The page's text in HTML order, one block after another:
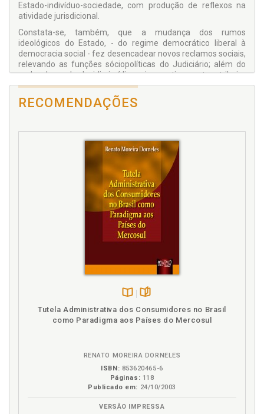
Estado-indivíduo-sociedade, com produção de reflexos na
atividade jurisdicional.
Constata-se, também, que a mudança dos rumos
ideológicos do Estado, - do regime democrático liberal à
democracia social - fez desencadear novos reclamos sociais,
relevando as funções sóciopolíticas do Judiciário; além do
poder-dever de decidir, jurídica e imperativamente, atribuiu-
se-lhe a função de fazê-lo com justiça.
Ao judiciário exige-se, por isso, comprometimento maior com
os destinos da sociedade. Não mais se lhe tolera o
compromisso de realização da justiça através do processo
implica numa maior atuação de seus órgãos, na distribuição
dos bens sociais: suas decisões devem propiciar, a par da
proteção jurídica, a segurança sócio-política aos cidadãos.
Em contrapartida, o modelo do "welfare state" reclama dos
jurisdicionados maior vinculação participativa nos destinos
Essa concepção ideológica, imanente na sociedade,
distendeu o conceito de acesso à justiça: o acesso não se
restringe ao direito ou poder de ingresso do indivíduo em
compreende, também, atos legislativos e administrativos e
não, exclusivamente, a atuação jurisdicional. Sob esse
enfoque, trata-se de uma garantia fundamental do próprio
homem, pois tem, por escopo precípuo, o asseguramento de
sua liberdade, predicado de todo ser humano.
Restrição ao acesso à justiça significa, então, ofensa à
RECOMENDAÇÕES
Tutela Administrativa dos Consumidores no Brasil
como Paradigma aos Países do Mercosul
RENATO MOREIRA DORNELES
ISBN: 853620465-6
Páginas: 118
Publicado em: 24/10/2003
VERSÃO IMPRESSA